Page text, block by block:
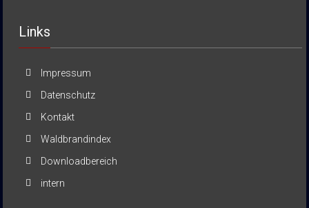
Links
Impressum
Datenschutz
Kontakt
Waldbrandindex
Downloadbereich
intern